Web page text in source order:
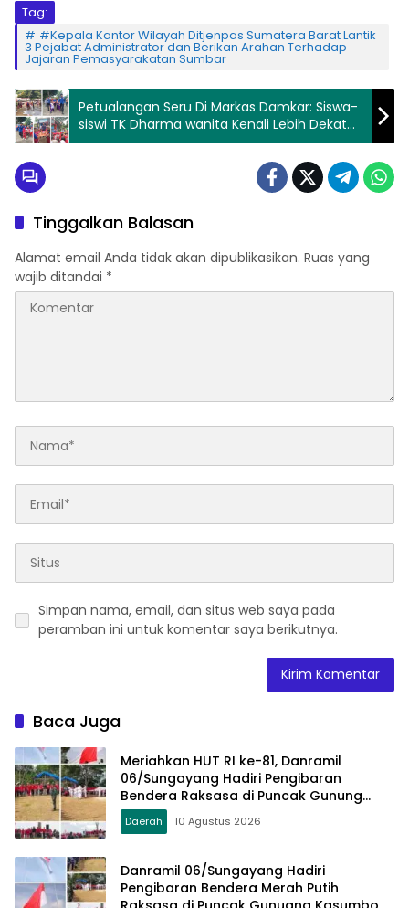
Tag:
#Kepala Kantor Wilayah Ditjenpas Sumatera Barat Lantik
3 Pejabat Administrator dan Berikan Arahan Terhadap
Jajaran Pemasyarakatan Sumbar
Petualangan Seru Di Markas Damkar: Siswa-
siswi TK Dharma wanita Kenali Lebih Dekat
Profesi Pemadam Kebakaran
Tinggalkan Balasan
Alamat email Anda tidak akan dipublikasikan. Ruas yang
wajib ditandai *
Simpan nama, email, dan situs web saya pada
peramban ini untuk komentar saya berikutnya.
Baca Juga
Meriahkan HUT RI ke-81, Danramil
06/Sungayang Hadiri Pengibaran
Bendera Raksasa di Puncak Gunung
Kasumbo
Daerah 10 Agustus 2026
Danramil 06/Sungayang Hadiri
Pengibaran Bendera Merah Putih